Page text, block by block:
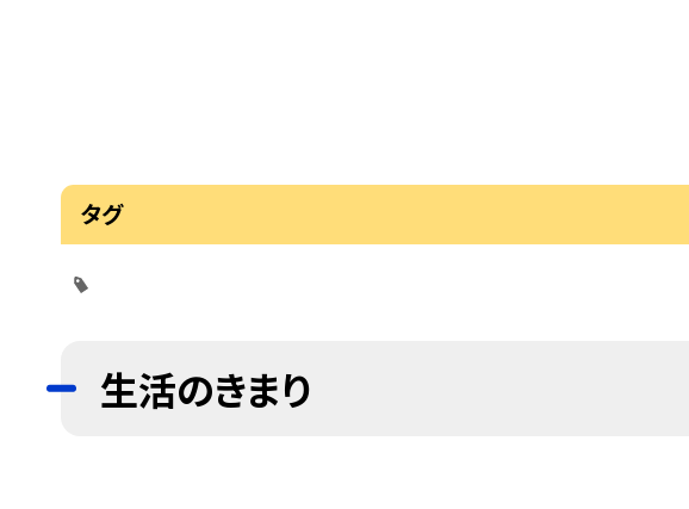
タグ
生活のきまり